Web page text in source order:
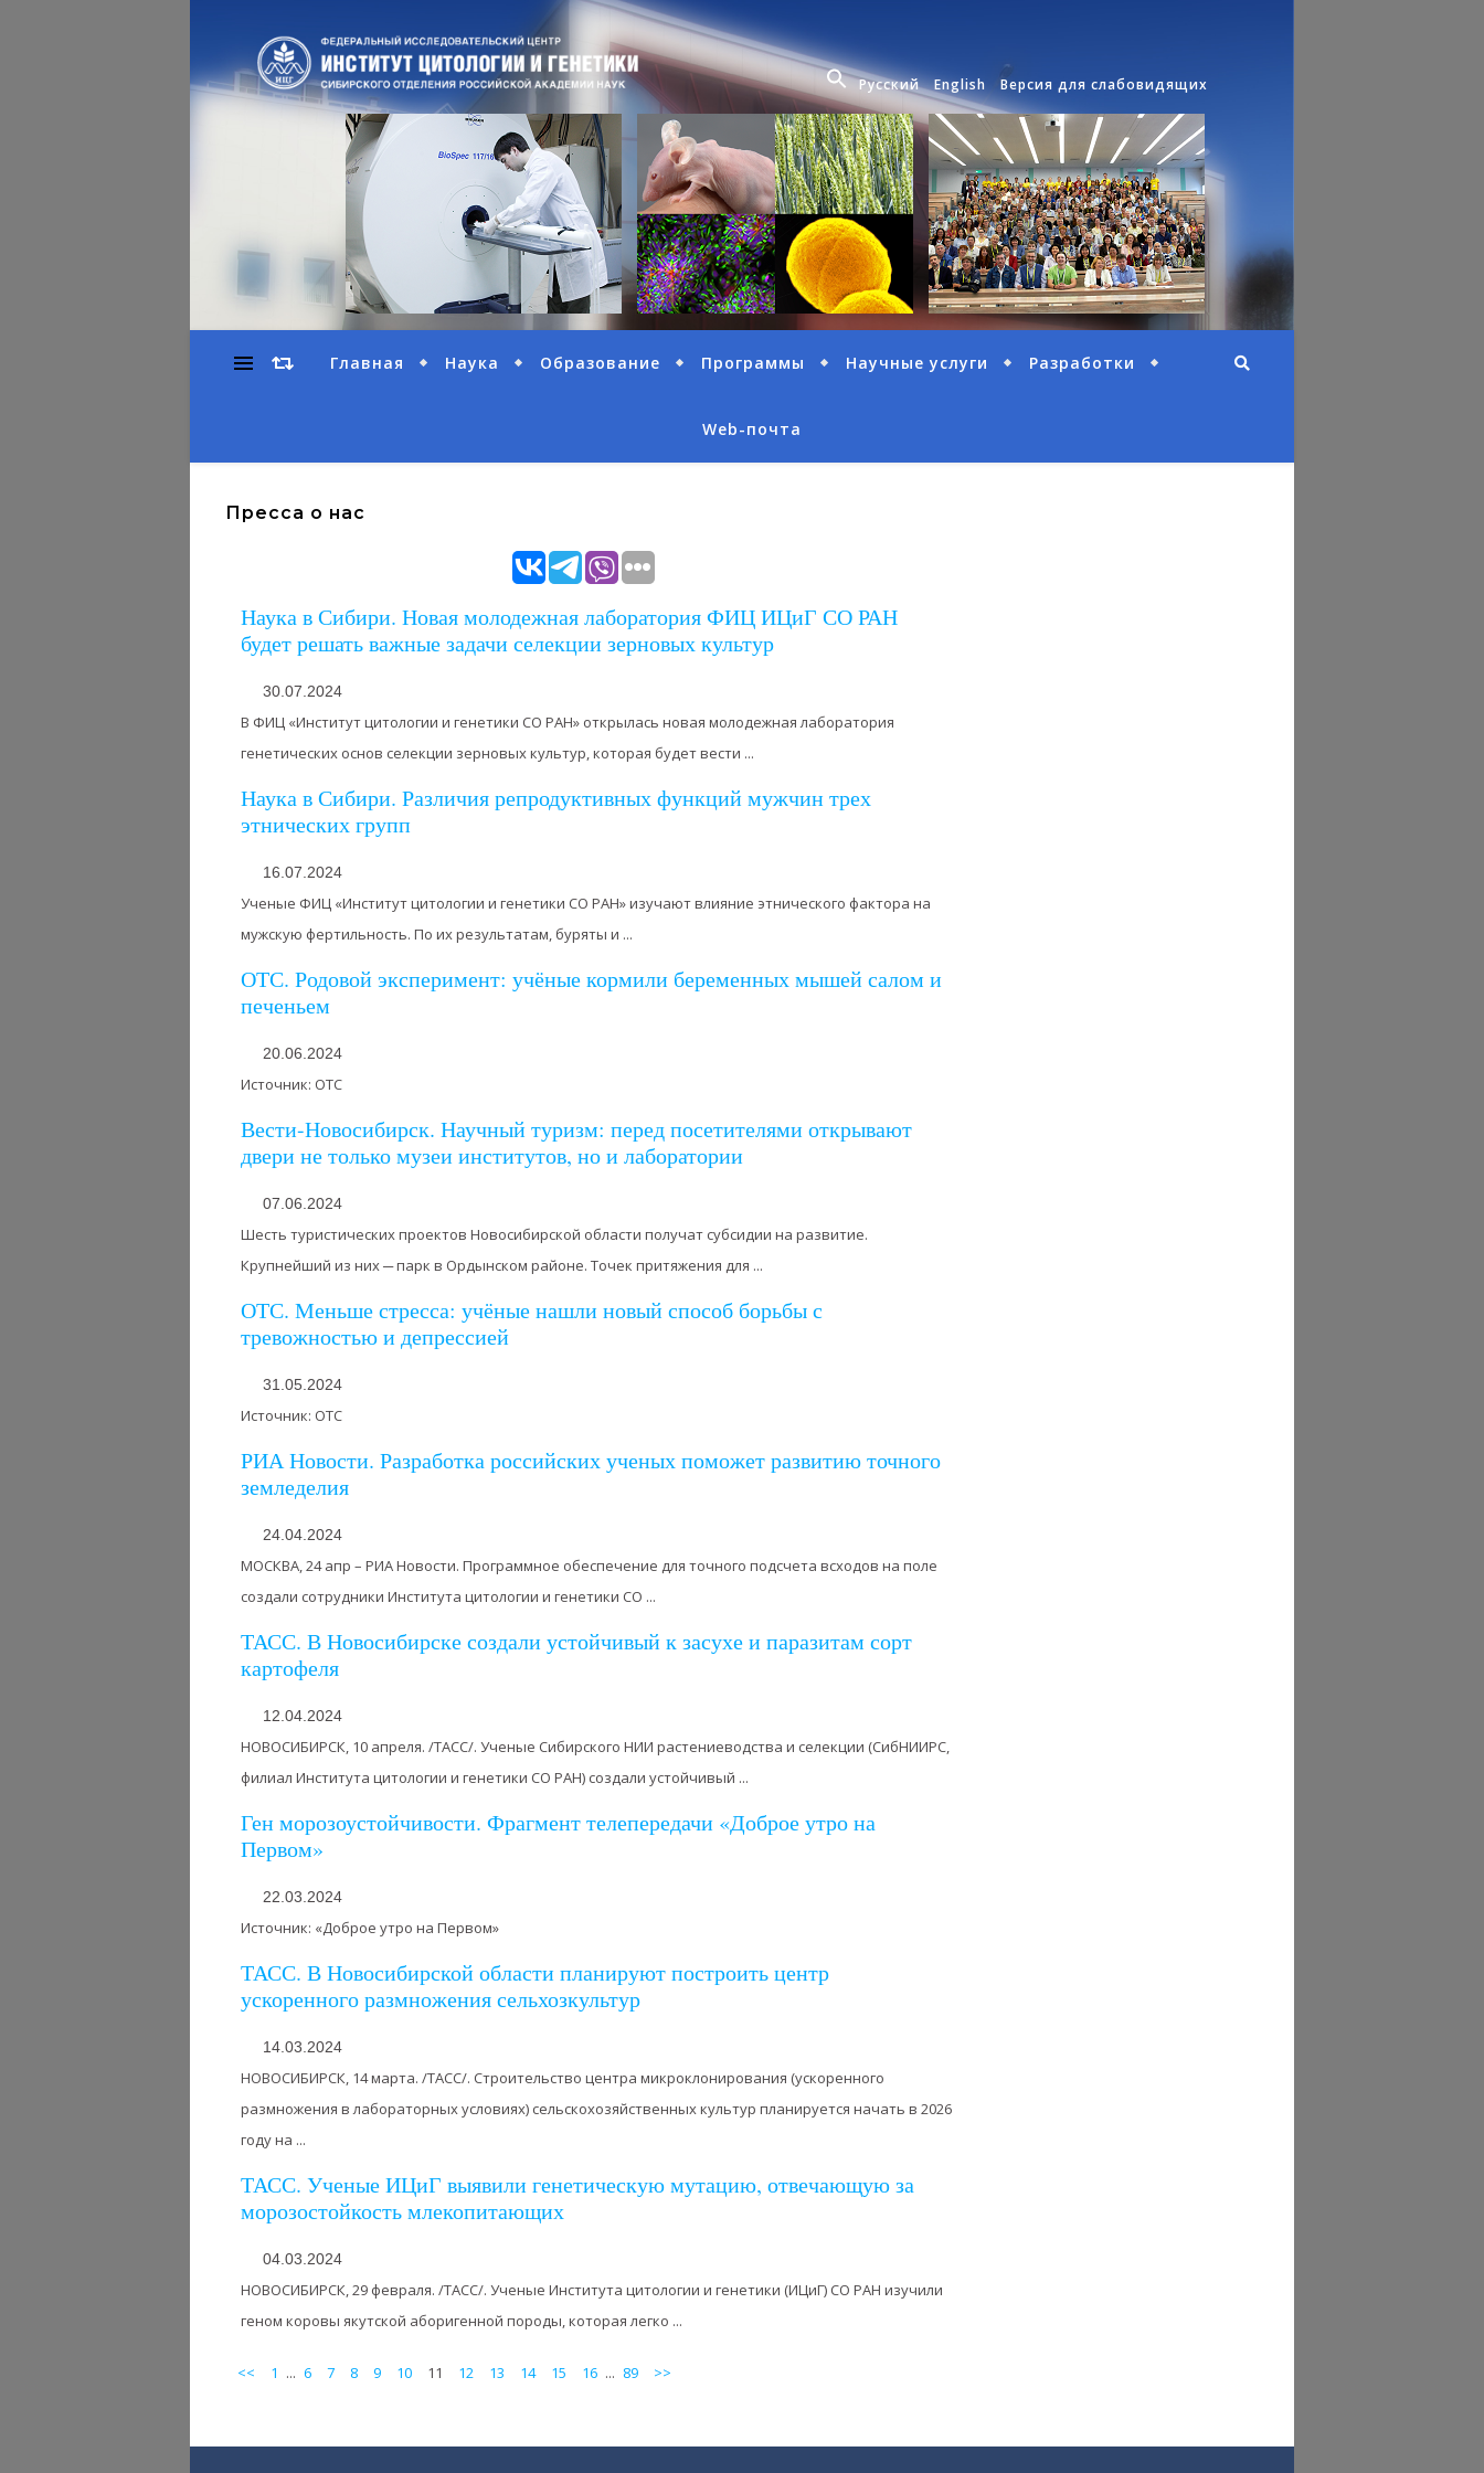
Русский English Версия для слабовидящих
Главная Наука Образование Программы Научные услуги Разработки
Web-почта
Пресса о нас
Наука в Сибири. Новая молодежная лаборатория ФИЦ ИЦиГ СО РАН
будет решать важные задачи селекции зерновых культур
30.07.2024
В ФИЦ «Институт цитологии и генетики СО РАН» открылась новая молодежная лаборатория
генетических основ селекции зерновых культур, которая будет вести ...
Наука в Сибири. Различия репродуктивных функций мужчин трех
этнических групп
16.07.2024
Ученые ФИЦ «Институт цитологии и генетики СО РАН» изучают влияние этнического фактора на
мужскую фертильность. По их результатам, буряты и ...
ОТС. Родовой эксперимент: учёные кормили беременных мышей салом и
печеньем
20.06.2024
Источник: ОТС
Вести-Новосибирск. Научный туризм: перед посетителями открывают
двери не только музеи институтов, но и лаборатории
07.06.2024
Шесть туристических проектов Новосибирской области получат субсидии на развитие.
Крупнейший из них ─ парк в Ордынском районе. Точек притяжения для ...
ОТС. Меньше стресса: учёные нашли новый способ борьбы с
тревожностью и депрессией
31.05.2024
Источник: ОТС
РИА Новости. Разработка российских ученых поможет развитию точного
земледелия
24.04.2024
МОСКВА, 24 апр – РИА Новости. Программное обеспечение для точного подсчета всходов на поле
создали сотрудники Института цитологии и генетики СО ...
ТАСС. В Новосибирске создали устойчивый к засухе и паразитам сорт
картофеля
12.04.2024
НОВОСИБИРСК, 10 апреля. /ТАСС/. Ученые Сибирского НИИ растениеводства и селекции (СибНИИРС,
филиал Института цитологии и генетики СО РАН) создали устойчивый ...
Ген морозоустойчивости. Фрагмент телепередачи «Доброе утро на
Первом»
22.03.2024
Источник: «Доброе утро на Первом»
ТАСС. В Новосибирской области планируют построить центр
ускоренного размножения сельхозкультур
14.03.2024
НОВОСИБИРСК, 14 марта. /ТАСС/. Строительство центра микроклонирования (ускоренного
размножения в лабораторных условиях) сельскохозяйственных культур планируется начать в 2026
году на ...
ТАСС. Ученые ИЦиГ выявили генетическую мутацию, отвечающую за
морозостойкость млекопитающих
04.03.2024
НОВОСИБИРСК, 29 февраля. /ТАСС/. Ученые Института цитологии и генетики (ИЦиГ) СО РАН изучили
геном коровы якутской аборигенной породы, которая легко ...
<< 1 ... 6 7 8 9 10 11 12 13 14 15 16 ... 89 >>